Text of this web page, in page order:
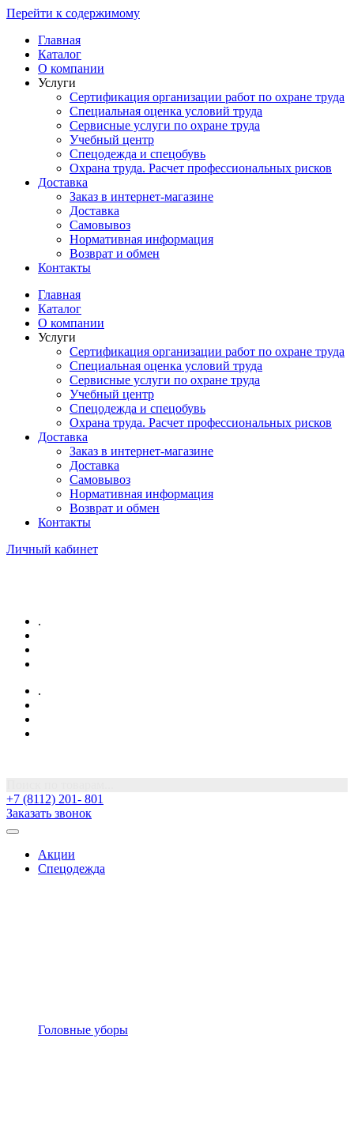
Перейти к содержимому
Главная
Каталог
О компании
Услуги
Сертификация организации работ по охране труда
Специальная оценка условий труда
Сервисные услуги по охране труда
Учебный центр
Спецодежда и спецобувь
Охрана труда. Расчет профессиональных рисков
Доставка
Заказ в интернет-магазине
Доставка
Самовывоз
Нормативная информация
Возврат и обмен
Контакты
Главная
Каталог
О компании
Услуги
Сертификация организации работ по охране труда
Специальная оценка условий труда
Сервисные услуги по охране труда
Учебный центр
Спецодежда и спецобувь
Охрана труда. Расчет профессиональных рисков
Доставка
Заказ в интернет-магазине
Доставка
Самовывоз
Нормативная информация
Возврат и обмен
Контакты
Личный кабинет
.
.
+7 (8112) 201- 801
Заказать звонок
Акции
Спецодежда
Головные уборы